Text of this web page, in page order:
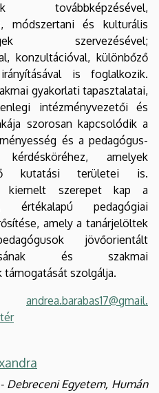
továbbképzésével,
módszertani és kulturális
szervezésével;
konzultációval, különbőző
is foglalkozik.
gyakorlati tapasztalatai,
intézményvezetői és
szorosan kapcsolódik a
és a pedagógus-
kérdésköréhez, amelyek
kutatási területei is.
kiemelt szerepet kap a
értékalapú pedagógiai
amely a tanárjelöltek
jövőorientált
és szakmai
támogatását szolgálja.
andrea.barabas17@gmail.
Debreceni Egyetem, Humán